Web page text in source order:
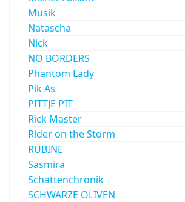
Musik
Natascha
Nick
NO BORDERS
Phantom Lady
Pik As
PITTJE PIT
Rick Master
Rider on the Storm
RUBINE
Sasmira
Schattenchronik
SCHWARZE OLIVEN